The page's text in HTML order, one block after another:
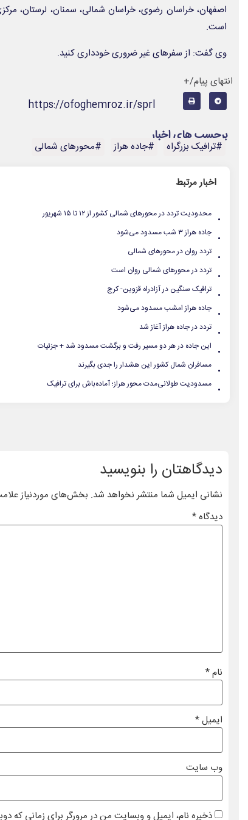
اصفهان، خراسان رضوی، خراسان شمالی، سمنان، لرستان،
است.
وی گفت: از سفر‌های غیر ضروری خودداری کنید.
انتهای پیام/+
https://ofoghemroz.ir/sprl
برچسب های اخبار
#ترافیک بزرگراه #جاده هراز #محورهای شمالی
اخبار مرتبط
. محدودیت تردد در محورهای شمالی کشور از ۱۲ تا ۱۵ شهریور
. جاده هراز ۳ شب مسدود می‌شود
. تردد روان در محورهای شمالی
. تردد در محورهای شمالی روان است
. ترافیک سنگین در آزادراه قزوین- کرج
. جاده هراز امشب مسدود می‌شود
. تردد در جاده هراز آغاز شد
. این جاده در هر دو مسیر رفت و برگشت مسدود شد + جزئیات
. مسافران شمال کشور این هشدار را جدی بگیرند
. مسدودیت طولانی‌مدت محور هراز؛ آماده‌باش برای ترافیک
دیدگاهتان را بنویسید
نشانی ایمیل شما منتشر نخواهد شد. بخش‌های موردنیاز
دیدگاه*
نام*
ایمیل*
وب‌ سایت
ذخیره نام، ایمیل و وبسایت من در مرورگر برای زمانی که